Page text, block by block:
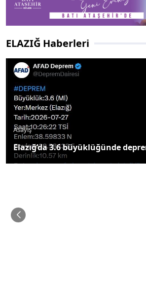
ELAZIĞ Haberleri
Asayiş
Elazığ’da 3.6 büyüklüğünde